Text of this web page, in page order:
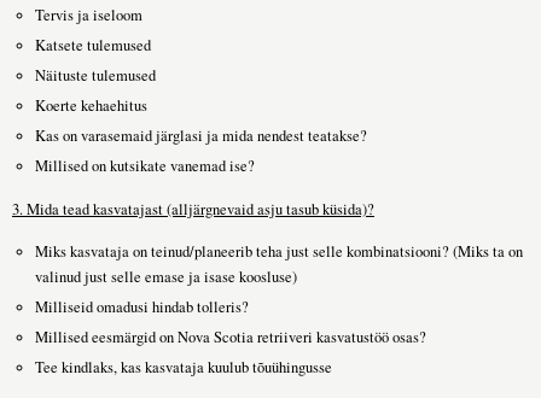
Tervis ja iseloom
Katsete tulemused
Näituste tulemused
Koerte kehaehitus
Kas on varasemaid järglasi ja mida nendest teatakse?
Millised on kutsikate vanemad ise?
3. Mida tead kasvatajast (alljärgnevaid asju tasub küsida)?
Miks kasvataja on teinud/planeerib teha just selle kombinatsiooni? (Miks ta on
valinud just selle emase ja isase koosluse)
Milliseid omadusi hindab tolleris?
Millised eesmärgid on Nova Scotia retriiveri kasvatustöö osas?
Tee kindlaks, kas kasvataja kuulub tõuühingusse